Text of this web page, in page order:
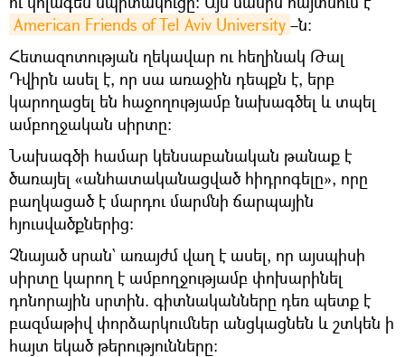
American Friends of Tel Aviv University –ն։
Հետազոտության ղեկավար ու հեղինակ Թալ
Դվիրն ասել է, որ սա առաջին դեպքն է, երբ
կարողացել են հաջողությամբ նախագծել և տպել
ամբողջական սիրտը։
Նախագծի համար կենսաբանական թանաք է
ծառայել «անհատականացված հիդրոգելը», որը
բաղկացած է մարդու մարմնի ճարպային
հյուսվածքներից։
Չնայած սրան` առայժմ վաղ է ասել, որ այսպիսի
սիրտը կարող է ամբողջությամբ փոխարինել
դոնորային սրտին. գիտնականները դեռ պետք է
բազմաթիվ փորձարկումներ անցկացնեն և շտկեն ի
հայտ եկած թերությունները։